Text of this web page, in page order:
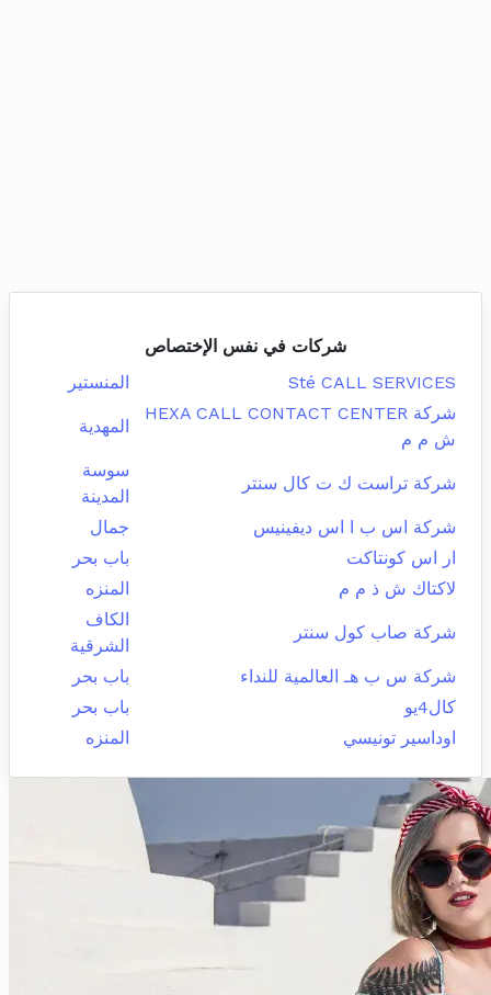
شركات في نفس الإختصاص
Sté CALL SERVICES
المنستير
شركة HEXA CALL CONTACT CENTER
ش م م
المهدية
شركة تراست ك ت كال سنتر
سوسة
المدينة
شركة اس ب ا اس ديفينيس
جمال
ار اس كونتاكت
باب بحر
لاكتاك ش ذ م م
المنزه
شركة صاب كول سنتر
الكاف
الشرقية
شركة س ب هـ العالمية للنداء
باب بحر
كال4يو
باب بحر
اوداسير تونيسي
المنزه